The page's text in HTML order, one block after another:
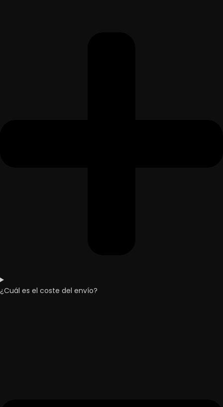
¿Cuál es el coste del envío?